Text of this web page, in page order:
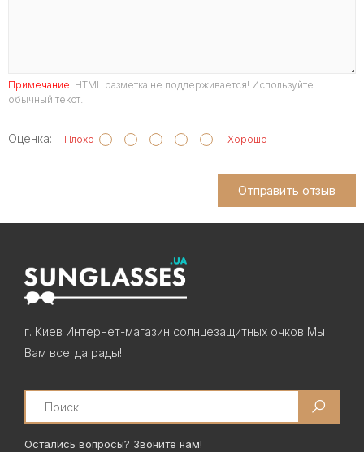
Примечание: HTML разметка не поддерживается! Используйте
обычный текст.
Оценка: Плохо Хорошо
Отправить отзыв
г. Киев Интернет-магазин солнцезащитных очков Мы
Вам всегда рады!
Search
Остались вопросы? Звоните нам!